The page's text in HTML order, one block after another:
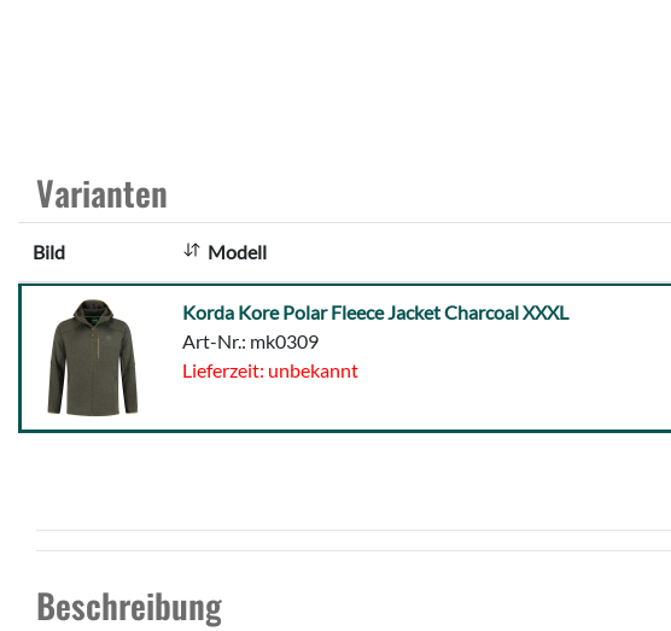
Varianten
Bild Modell
Korda
Kore
Polar
Fleece
Jacket
Korda Kore Polar Fleece Jacket Charcoal XXXL
Art-Nr.: mk0309
Lieferzeit: unbekannt
Beschreibung